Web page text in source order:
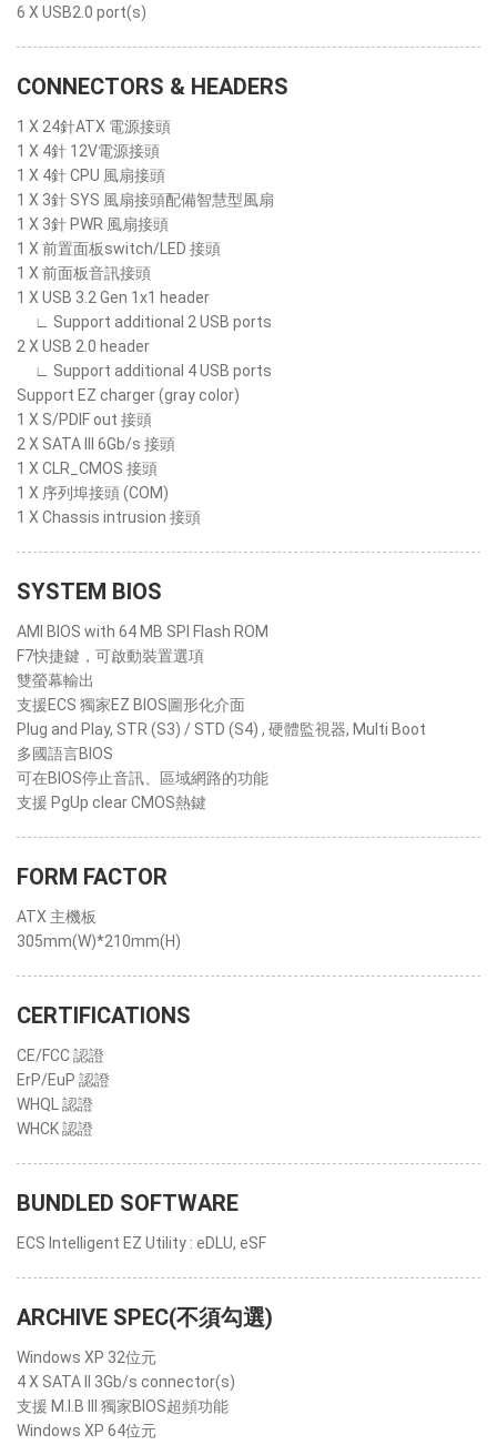
6 X USB2.0 port(s)
CONNECTORS & HEADERS
1 X 24針ATX 電源接頭
1 X 4針 12V電源接頭
1 X 4針 CPU 風扇接頭
1 X 3針 SYS 風扇接頭配備智慧型風扇
1 X 3針 PWR 風扇接頭
1 X 前置面板switch/LED 接頭
1 X 前面板音訊接頭
1 X USB 3.2 Gen 1x1 header
∟ Support additional 2 USB ports
2 X USB 2.0 header
∟ Support additional 4 USB ports
Support EZ charger (gray color)
1 X S/PDIF out 接頭
2 X SATA III 6Gb/s 接頭
1 X CLR_CMOS 接頭
1 X 序列埠接頭 (COM)
1 X Chassis intrusion 接頭
SYSTEM BIOS
AMI BIOS with 64 MB SPI Flash ROM
F7快捷鍵，可啟動裝置選項
雙螢幕輸出
支援ECS 獨家EZ BIOS圖形化介面
Plug and Play, STR (S3) / STD (S4) , 硬體監視器, Multi Boot
多國語言BIOS
可在BIOS停止音訊、區域網路的功能
支援 PgUp clear CMOS熱鍵
FORM FACTOR
ATX 主機板
305mm(W)*210mm(H)
CERTIFICATIONS
CE/FCC 認證
ErP/EuP 認證
WHQL 認證
WHCK 認證
BUNDLED SOFTWARE
ECS Intelligent EZ Utility : eDLU, eSF
ARCHIVE SPEC(不須勾選)
Windows XP 32位元
4 X SATA II 3Gb/s connector(s)
支援 M.I.B III 獨家BIOS超頻功能
Windows XP 64位元